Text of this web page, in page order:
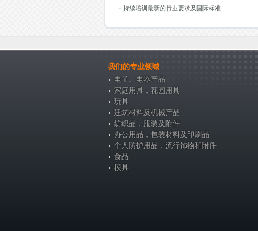
－持续培训最新的行业要求及国际标准
我们的专业领域
电子、电器产品
家庭用具，花园用具
玩具
建筑材料及机械产品
纺织品，服装及附件
办公用品，包装材料及印刷品
个人防护用品，流行饰物和附件
食品
模具